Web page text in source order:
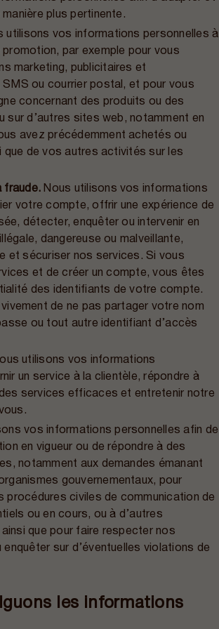
plus pertinente.
utilisons vos informations personnelles à
par exemple pour vous
marketing, publicitaires et
ou courrier postal, et pour vous
concernant des produits ou des
sur d’autres sites web, notamment en
avez précédemment achetés ou
que de vos autres activités sur les
fraude. Nous utilisons vos informations
votre compte, offrir une expérience de
détecter, enquêter ou intervenir en
dangereuse ou malveillante,
et sécuriser nos services. Si vous
et de créer un compte, vous êtes
des identifiants de votre compte.
de ne pas partager votre nom
ou tout autre identifiant d’accès
utilisons vos informations
un service à la clientèle, répondre à
services efficaces et entretenir notre
vos informations personnelles afin de
en vigueur ou de répondre à des
notamment aux demandes émanant
gouvernementaux, pour
procédures civiles de communication de
ou en cours, ou à d’autres
que pour faire respecter nos
sur d’éventuelles violations de
les informations